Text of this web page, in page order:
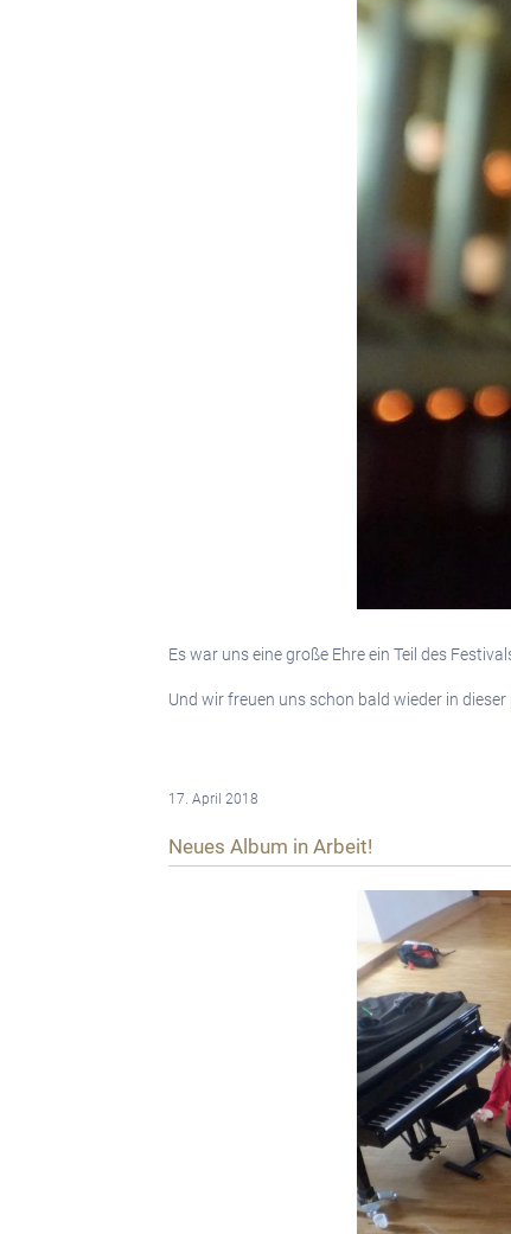
Es war uns eine große Ehre ein Teil des
Und wir freuen uns schon bald wieder in
17. April 2018
Neues Album in Arbeit!